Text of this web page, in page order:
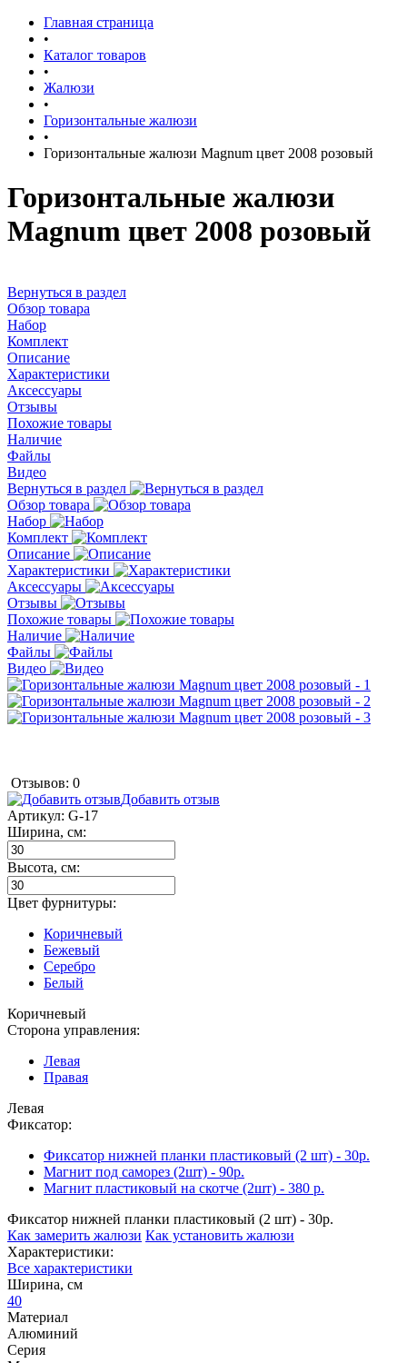
Главная страница
•
Каталог товаров
•
Жалюзи
•
Горизонтальные жалюзи
•
Горизонтальные жалюзи Magnum цвет 2008 розовый
Горизонтальные жалюзи
Magnum цвет 2008 розовый
Вернуться в раздел
Обзор товара
Набор
Комплект
Описание
Характеристики
Аксессуары
Отзывы
Похожие товары
Наличие
Файлы
Видео
Вернуться в раздел
Обзор товара
Набор
Комплект
Описание
Характеристики
Аксессуары
Отзывы
Похожие товары
Наличие
Файлы
Видео
Отзывов: 0
Добавить отзыв
Артикул: G-17
Ширина, см:
Высота, см:
Цвет фурнитуры:
Коричневый
Бежевый
Серебро
Белый
Коричневый
Сторона управления:
Левая
Правая
Левая
Фиксатор:
Фиксатор нижней планки пластиковый (2 шт) - 30р.
Магнит под саморез (2шт) - 90р.
Магнит пластиковый на скотче (2шт) - 380 р.
Фиксатор нижней планки пластиковый (2 шт) - 30р.
Как замерить жалюзи Как установить жалюзи
Характеристики:
Все характеристики
Ширина, см
40
Материал
Алюминий
Серия